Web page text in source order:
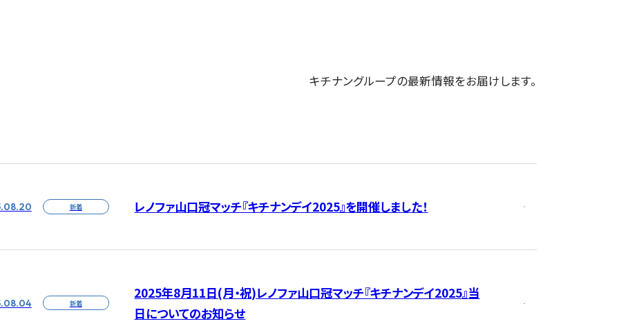
キチナングループの最新情報をお届けします。
新着 レノファ山口冠マッチ『キチナンデイ2025』を開催しました！
新着
2025年8月11日(月・祝)レノファ山口冠マッチ『キチナンデイ2025』当
日についてのお知らせ